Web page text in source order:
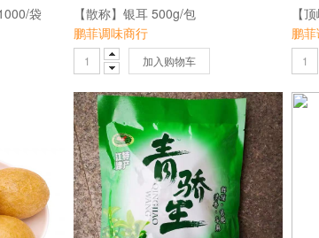
袋
【散称】银耳 500g/包
鹏菲调味商行
加入购物车
【
鹏